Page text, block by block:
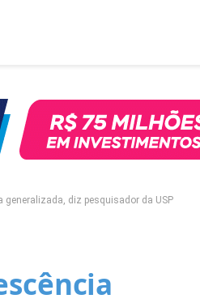
diz pesquisador da USP